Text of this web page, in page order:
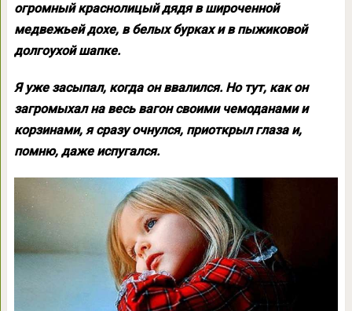
огромный краснолицый дядя в широченной
медвежьей дохе, в белых бурках и в пыжиковой
долгоухой шапке.
Я уже засыпал, когда он ввалился. Но тут, как он
загромыхал на весь вагон своими чемоданами и
корзинами, я сразу очнулся, приоткрыл глаза и,
помню, даже испугался.